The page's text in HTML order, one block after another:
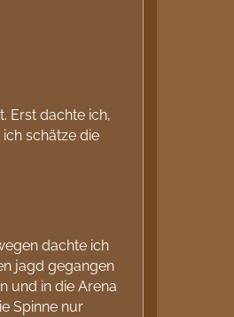
Erst dachte ich,
schätze die
dachte ich
jagd gegangen
und in die Arena
Spinne nur